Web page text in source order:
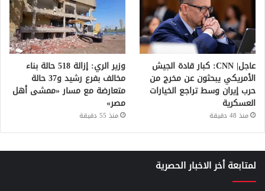
عاجل| CNN: كبار قادة الجيش
الأمريكي يبحثون عن مخرج من
حرب إيران وسط تراجع الخيارات
العسكرية
منذ 48 دقيقة
وزير الري: إزالة 518 حالة بناء
مخالف بفرع رشيد و37 حالة
متعارضة مع مسار «ممشى أهل
مصر»
منذ 55 دقيقة
لمتابعة أخر الاخبار الحصرية